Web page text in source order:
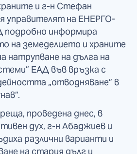
и г-н Стефан
управителят на ЕНЕРГО-
информира
на земеделието и храните
натрупване на дълга на
ЕАД във връзка с
„отводняване” в
проведена днес, в
дух, г-н Абаджиев и
различни варианти и
на стария дълг и